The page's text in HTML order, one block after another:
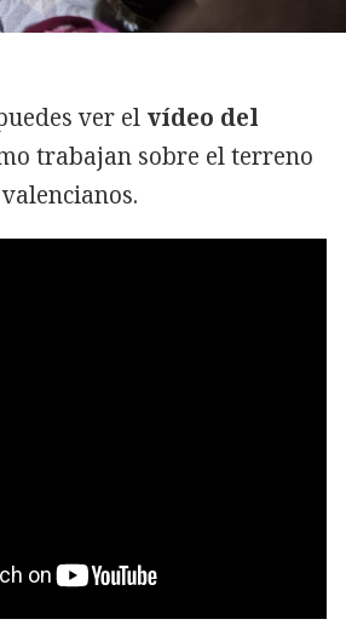
ver el vídeo del
trabajan sobre el terreno